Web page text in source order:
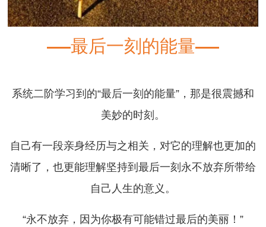
最后一刻的能量
系统二阶学习到的“最后一刻的能量”，那是很震撼和
美妙的时刻。
自己有一段亲身经历与之相关，对它的理解也更加的
清晰了，也更能理解坚持到最后一刻永不放弃所带给
自己人生的意义。
“永不放弃，因为你极有可能错过最后的美丽！”